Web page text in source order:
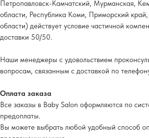
Петропавловск-Камчатский, Мурманская,
области, Республика Коми, Приморский край,
области) действует условие частичной
доставки 50/50.
Наши менеджеры с удовольствием
вопросам, связанным с доставкой по
Оплата заказа
Все заказы в Baby Salon оформляются по
предоплаты.
Вы можете выбрать любой удобный способ